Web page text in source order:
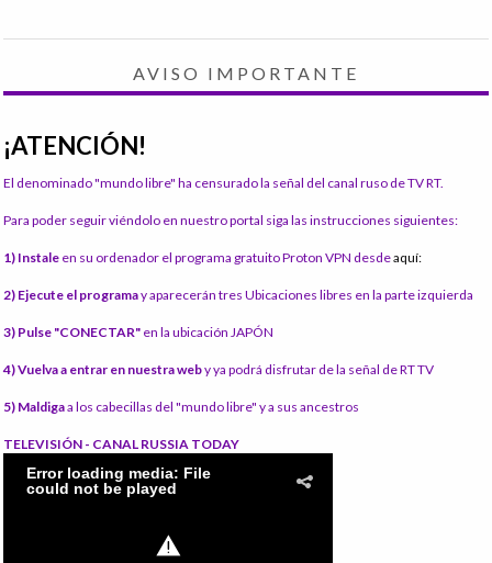
AVISO IMPORTANTE
¡ATENCIÓN!
El denominado "mundo libre" ha censurado la señal del canal ruso de TV RT.
Para poder seguir viéndolo en nuestro portal siga las instrucciones siguientes:
1) Instale en su ordenador el programa gratuito Proton VPN desdeaquí:
2) Ejecute el programay aparecerán tres Ubicaciones libres en la parte izquierda
3) Pulse "CONECTAR" en la ubicación JAPÓN
4) Vuelva a entrar en nuestra weby ya podrá disfrutar de la señal de RT TV
5) Maldigaa los cabecillas del "mundo libre" y a sus ancestros
TELEVISIÓN - CANAL RUSSIA TODAY